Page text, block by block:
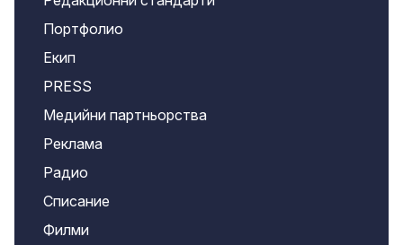
Портфолио
Екип
PRESS
Медийни партньорства
Реклама
Радио
Списание
Филми